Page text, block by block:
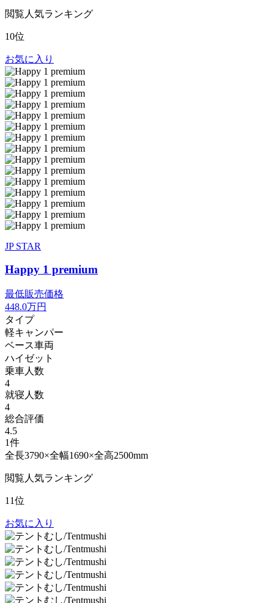
閲覧人気ランキング
10位
お気に入り
JP STAR
Happy 1 premium
最低販売価格
448.0万円
タイプ
軽キャンパー
ベース車両
ハイゼット
乗車人数
4
就寝人数
4
総合評価
4.5
1件
全長3790×全幅1690×全高2500mm
閲覧人気ランキング
11位
お気に入り